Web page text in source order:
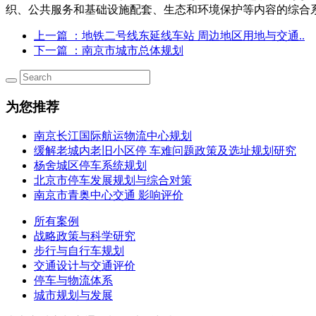
织、公共服务和基础设施配套、生态和环境保护等内容的综
上一篇
：地铁二号线东延线车站 周边地区用地与交通..
下一篇
：南京市城市总体规划
为您推荐
南京长江国际航运物流中心规划
缓解老城内老旧小区停 车难问题政策及选址规划研究
杨舍城区停车系统规划
北京市停车发展规划与综合对策
南京市青奥中心交通 影响评价
所有案例
战略政策与科学研究
步行与自行车规划
交通设计与交通评价
停车与物流体系
城市规划与发展